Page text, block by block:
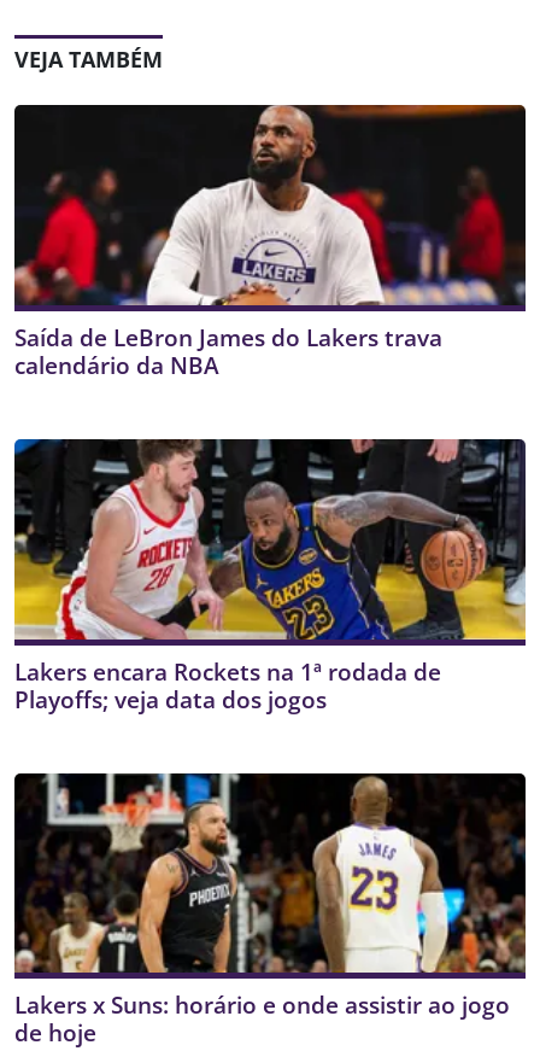
VEJA TAMBÉM
Saída de LeBron James do Lakers trava
calendário da NBA
Lakers encara Rockets na 1ª rodada de
Playoffs; veja data dos jogos
Lakers x Suns: horário e onde assistir ao jogo
de hoje